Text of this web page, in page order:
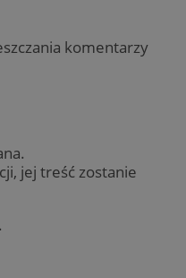
komentarzy
jej treść zostanie